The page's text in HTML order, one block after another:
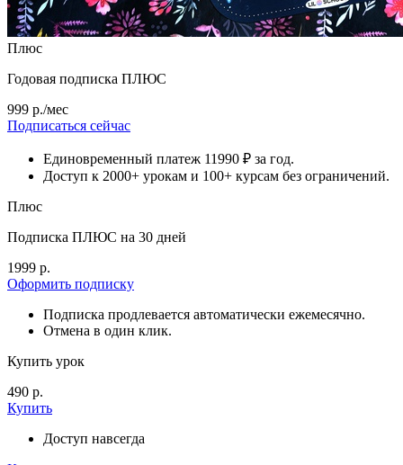
Плюс
Годовая подписка ПЛЮС
999 р./мес
Подписаться сейчас
Единовременный платеж 11990 ₽ за год.
Доступ к 2000+ урокам и 100+ курсам без ограничений.
Плюс
Подписка ПЛЮС на 30 дней
1999 р.
Оформить подписку
Подписка продлевается автоматически ежемесячно.
Отмена в один клик.
Купить урок
490 р.
Купить
Доступ навсегда